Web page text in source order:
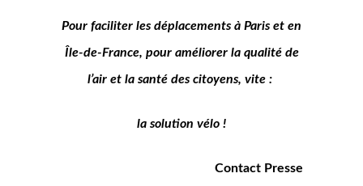
Pour faciliter les déplacements à Paris et en
Île-de-France, pour améliorer la qualité de
l’air et la santé des citoyens, vite :
la solution vélo !
Contact Presse